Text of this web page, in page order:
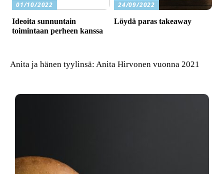
01/10/2022
Ideoita sunnuntain
toimintaan perheen kanssa
24/09/2022
Löydä paras takeaway
Anita ja hänen tyylinsä: Anita Hirvonen vuonna 2021